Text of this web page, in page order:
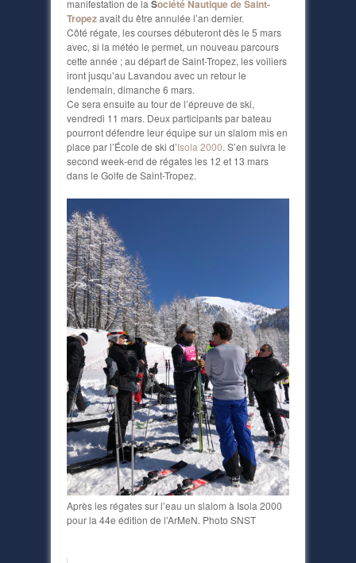
manifestation de la Société Nautique de Saint-
Tropezavait du être annulée l’an dernier.
Côté régate, les courses débuteront dès le 5 mars
avec, si la météo le permet, un nouveau parcours
cette année ; au départ de Saint-Tropez, les voiliers
iront jusqu’au Lavandou avec un retour le
lendemain, dimanche 6 mars.
Ce sera ensuite au tour de l’épreuve de ski,
vendredi 11 mars. Deux participants par bateau
pourront défendre leur équipe sur un slalom mis en
place par l’École de ski d’Isola 2000. S’en suivra le
second week-end de régates les 12 et 13 mars
dans le Golfe de Saint-Tropez.
Après les régates sur l’eau un slalom à Isola 2000
pour la 44e édition de l’ArMeN. Photo SNST